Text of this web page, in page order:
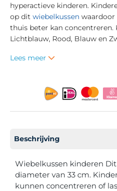
hyperactieve kinderen.
op dit wiebelkussen waardoor
thuis beter kan concentreren.
Lichtblauw, Rood, Blauw en
Lees meer
Beschrijving
Wiebelkussen kinderen
diameter van 33 cm.
kunnen concentreren of